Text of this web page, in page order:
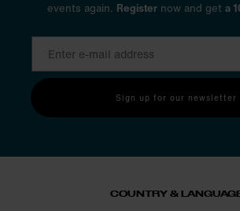
events again. Registernow and get a
Sign up for our newsletter
COUNTRY &